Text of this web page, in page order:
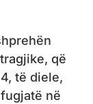
që
të diele,
në